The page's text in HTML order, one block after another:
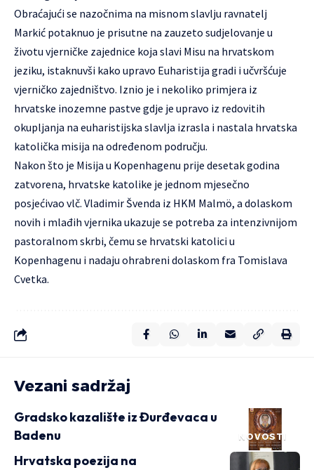
Obraćajući se nazočnima na misnom slavlju ravnatelj
Markić potaknuo je prisutne na zauzeto sudjelovanje u
životu vjerničke zajednice koja slavi Misu na hrvatskom
jeziku, istaknuvši kako upravo Euharistija gradi i učvršćuje
vjerničko zajedništvo. Iznio je i nekoliko primjera iz
hrvatske inozemne pastve gdje je upravo iz redovitih
okupljanja na euharistijska slavlja izrasla i nastala hrvatska
katolička misija na određenom području.
Nakon što je Misija u Kopenhagenu prije desetak godina
zatvorena, hrvatske katolike je jednom mjesečno
posjećivao vlč. Vladimir Švenda iz HKM Malmö, a dolaskom
novih i mlađih vjernika ukazuje se potreba za intenzivnijom
pastoralnom skrbi, čemu se hrvatski katolici u
Kopenhagenu i nadaju ohrabreni dolaskom fra Tomislava
Cvetka.
Vezani sadržaj
NOVOSTI
Gradsko kazalište iz Đurđevaca u
Badenu
Hrvatska poezija na